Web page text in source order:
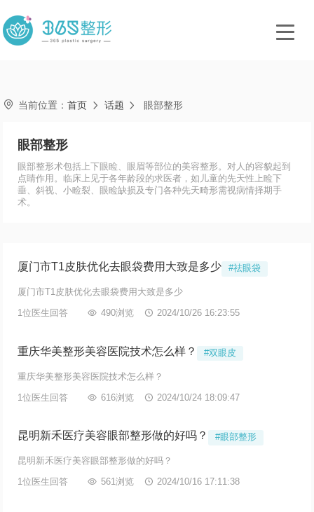
 当前位置：首页  话题  眼部整形
眼部整形
眼部整形术包括上下眼睑、眼眉等部位的美容整形。对人的容貌起到
点睛作用。临床上见于各年龄段的求医者，如儿童的先天性上睑下
垂、斜视、小睑裂、眼睑缺损及专门各种先天畸形需视病情择期手
术。
厦门市T1皮肤优化去眼袋费用大致是多少 #祛眼袋
厦门市T1皮肤优化去眼袋费用大致是多少
1位医生回答  490浏览  2024/10/26 16:23:55
重庆华美整形美容医院技术怎么样？ #双眼皮
重庆华美整形美容医院技术怎么样？
1位医生回答  616浏览  2024/10/24 18:09:47
昆明新禾医疗美容眼部整形做的好吗？ #眼部整形
昆明新禾医疗美容眼部整形做的好吗？
1位医生回答  561浏览  2024/10/16 17:11:38